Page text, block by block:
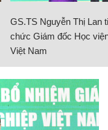
GS.TS Nguyễn Thị Lan
chức Giám đốc Học
Việt Nam